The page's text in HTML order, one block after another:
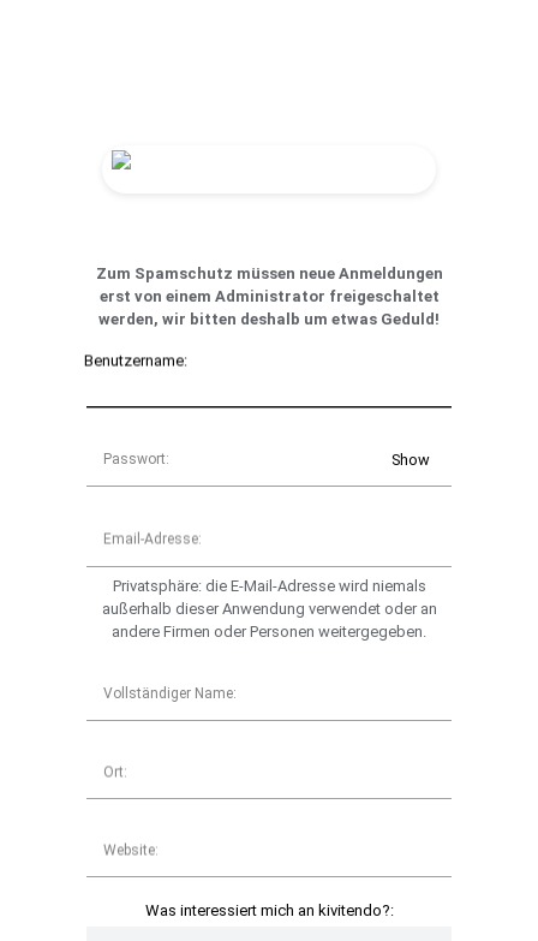
Zum Spamschutz müssen neue Anmeldungen
erst von einem Administrator freigeschaltet
werden, wir bitten deshalb um etwas Geduld!
Benutzername:
Show
Passwort:
Email-Adresse:
Privatsphäre: die E-Mail-Adresse wird niemals
außerhalb dieser Anwendung verwendet oder an
andere Firmen oder Personen weitergegeben.
Vollständiger Name:
Ort:
Website:
Was interessiert mich an kivitendo?: